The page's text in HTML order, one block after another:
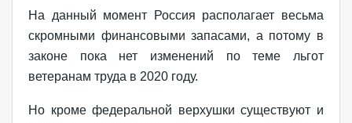
На данный момент Россия располагает весьма
скромными финансовыми запасами, а потому в
законе пока нет изменений по теме льгот
ветеранам труда в 2020 году.
Но кроме федеральной верхушки существуют и